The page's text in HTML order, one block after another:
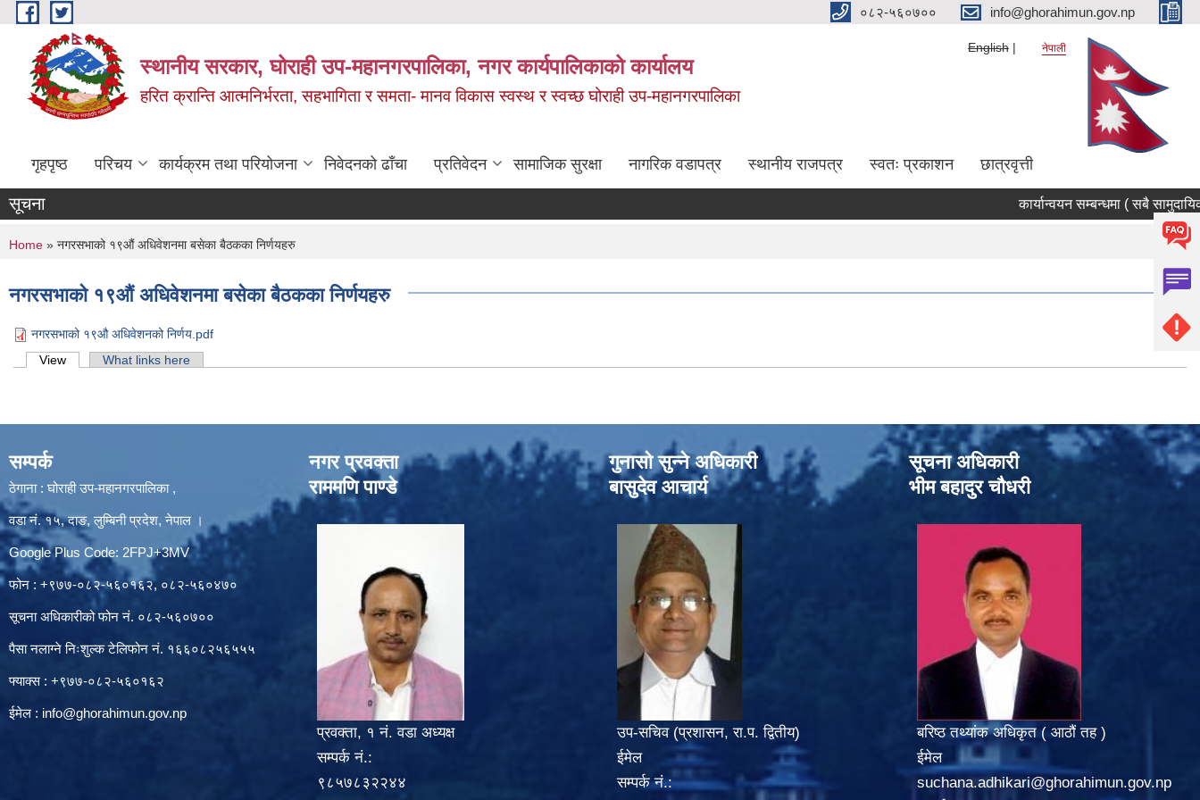
Skip to main content ०८२-५६०७०० info@ghorahimun.gov.np
स्थानीय सरकार, घोराही उप-महानगरपालिका, नगर कार्यपालिकाको कार्यालय
हरित क्रान्ति आत्मनिर्भरता, सहभागिता र समता- मानव विकास स्वस्थ र स्वच्छ घोराही उप-महानगरपालिका
English नेपाली
गृहपृष्ठ परिचय कार्यक्रम तथा परियोजना निवेदनको ढाँचा प्रतिवेदन सामाजिक सुरक्षा नागरिक वडापत्र स्थानीय राजपत्र स्वतः प्रकाशन छात्रवृत्ती
सूचना कार्यान्वयन सम्बन्धमा ( सबै
You are here
Home » नगरसभाको १९औं अधिवेशनमा बसेका बैठकका निर्णयहरु
नगरसभाको १९औं अधिवेशनमा बसेका बैठकका निर्णयहरु
नगरसभाको १९औ अधिवेशनको निर्णय.pdf
Primary tabs
View (active tab)What links here
सम्पर्क
ठेगाना : घोराही उप-महानगरपालिका ,
वडा नं. १५, दाङ, लुम्बिनी प्रदेश, नेपाल ।
Google Plus Code: 2FPJ+3MV
फोन : +९७७-०८२-५६०१६२, ०८२-५६०४७०
सूचना अधिकारीको फोन नं. ०८२-५६०७००
पैसा नलाग्ने निःशुल्क टेलिफोन नं. १६६०८२५६५५५
फ्याक्स : +९७७-०८२-५६०१६२
ईमेल : info@ghorahimun.gov.np
नगर प्रवक्ता
राममणि पाण्डे
प्रवक्ता, १ नं. वडा अध्यक्ष
सम्पर्क नं.:
९८५७८३२२४४
गुनासो सुन्‍ने अधिकारी
बासुदेव आचार्य
उप-सचिव (प्रशासन, रा.प. द्वितीय)
ईमेल
सम्पर्क नं.:
सूचना अधिकारी
भीम बहादुर चौधरी
बरिष्ठ तथ्यांक अधिकृत ( आठौं तह )
ईमेल
suchana.adhikari@ghorahimun.gov.np